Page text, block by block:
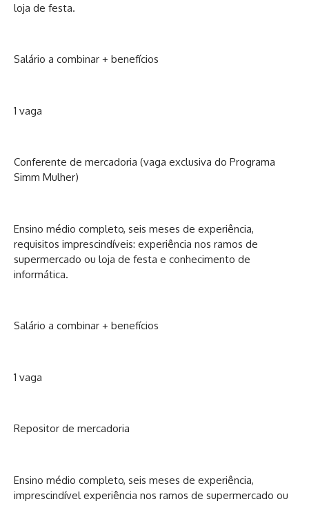
loja de festa.
Salário a combinar + benefícios
1 vaga
Conferente de mercadoria (vaga exclusiva do Programa
Simm Mulher)
Ensino médio completo, seis meses de experiência,
requisitos imprescindíveis: experiência nos ramos de
supermercado ou loja de festa e conhecimento de
informática.
Salário a combinar + benefícios
1 vaga
Repositor de mercadoria
Ensino médio completo, seis meses de experiência,
imprescindível experiência nos ramos de supermercado ou